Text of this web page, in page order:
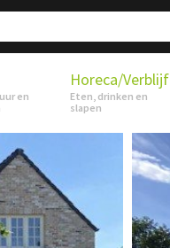
en
Horeca/Verblijf
Eten, drinken en
slapen